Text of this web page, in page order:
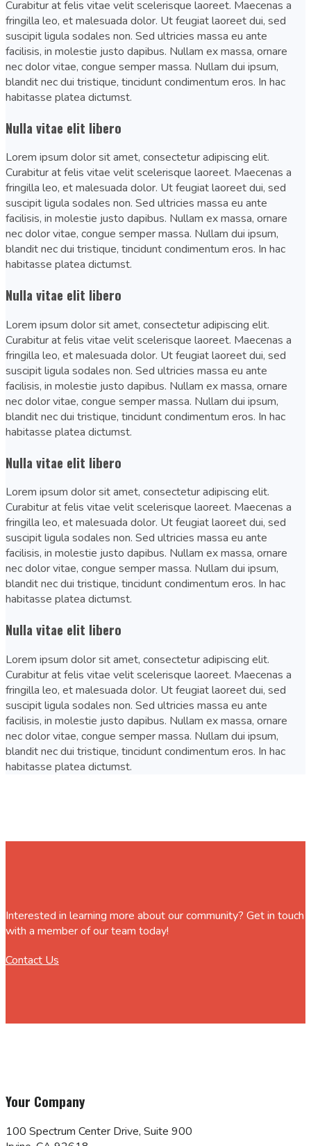
Curabitur at felis vitae velit scelerisque laoreet. Maecenas a
fringilla leo, et malesuada dolor. Ut feugiat laoreet dui, sed
suscipit ligula sodales non. Sed ultricies massa eu ante
facilisis, in molestie justo dapibus. Nullam ex massa, ornare
nec dolor vitae, congue semper massa. Nullam dui ipsum,
blandit nec dui tristique, tincidunt condimentum eros. In hac
habitasse platea dictumst.
Nulla vitae elit libero
Lorem ipsum dolor sit amet, consectetur adipiscing elit.
Curabitur at felis vitae velit scelerisque laoreet. Maecenas a
fringilla leo, et malesuada dolor. Ut feugiat laoreet dui, sed
suscipit ligula sodales non. Sed ultricies massa eu ante
facilisis, in molestie justo dapibus. Nullam ex massa, ornare
nec dolor vitae, congue semper massa. Nullam dui ipsum,
blandit nec dui tristique, tincidunt condimentum eros. In hac
habitasse platea dictumst.
Nulla vitae elit libero
Lorem ipsum dolor sit amet, consectetur adipiscing elit.
Curabitur at felis vitae velit scelerisque laoreet. Maecenas a
fringilla leo, et malesuada dolor. Ut feugiat laoreet dui, sed
suscipit ligula sodales non. Sed ultricies massa eu ante
facilisis, in molestie justo dapibus. Nullam ex massa, ornare
nec dolor vitae, congue semper massa. Nullam dui ipsum,
blandit nec dui tristique, tincidunt condimentum eros. In hac
habitasse platea dictumst.
Nulla vitae elit libero
Lorem ipsum dolor sit amet, consectetur adipiscing elit.
Curabitur at felis vitae velit scelerisque laoreet. Maecenas a
fringilla leo, et malesuada dolor. Ut feugiat laoreet dui, sed
suscipit ligula sodales non. Sed ultricies massa eu ante
facilisis, in molestie justo dapibus. Nullam ex massa, ornare
nec dolor vitae, congue semper massa. Nullam dui ipsum,
blandit nec dui tristique, tincidunt condimentum eros. In hac
habitasse platea dictumst.
Nulla vitae elit libero
Lorem ipsum dolor sit amet, consectetur adipiscing elit.
Curabitur at felis vitae velit scelerisque laoreet. Maecenas a
fringilla leo, et malesuada dolor. Ut feugiat laoreet dui, sed
suscipit ligula sodales non. Sed ultricies massa eu ante
facilisis, in molestie justo dapibus. Nullam ex massa, ornare
nec dolor vitae, congue semper massa. Nullam dui ipsum,
blandit nec dui tristique, tincidunt condimentum eros. In hac
habitasse platea dictumst.
Interested in learning more about our community? Get in touch
with a member of our team today!
Contact Us
Your Company
100 Spectrum Center Drive, Suite 900